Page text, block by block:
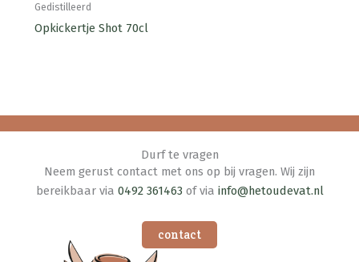
Gedistilleerd
Opkickertje Shot 70cl
Durf te vragen
Neem gerust contact met ons op bij vragen. Wij zijn
bereikbaar via 0492 361463 of via info@hetoudevat.nl
contact